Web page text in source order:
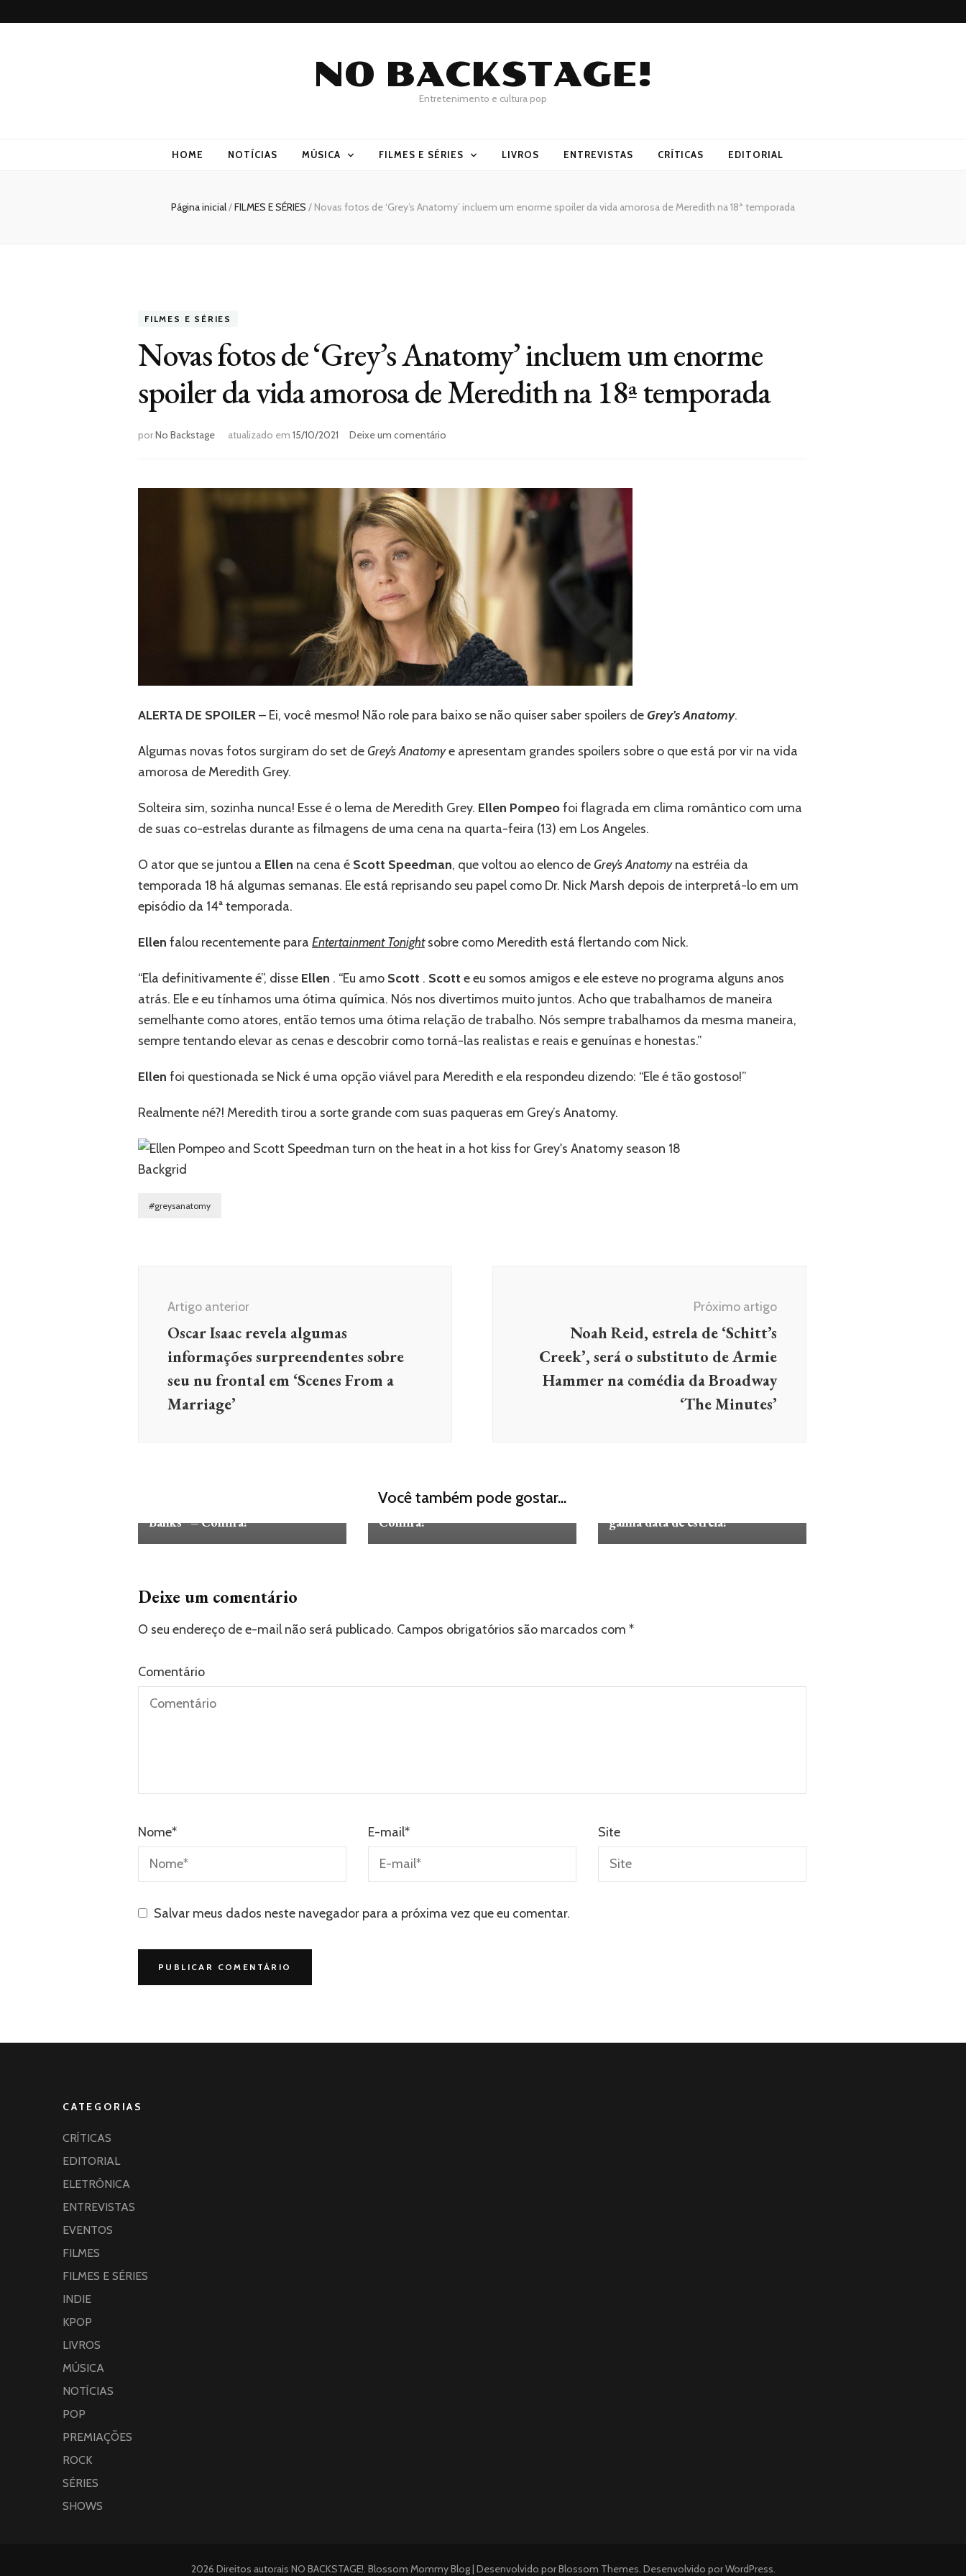
NO BACKSTAGE!
Entretenimento e cultura pop
HOME NOTÍCIAS MÚSICA FILMES E SÉRIES LIVROS ENTREVISTAS CRÍTICAS EDITORIAL
Página inicial/FILMES E SÉRIES / Novas fotos de ‘Grey’s Anatomy’ incluem um enorme spoiler da vida amorosa de Meredith na 18ª temporada
FILMES E SÉRIES
Novas fotos de ‘Grey’s Anatomy’ incluem um enorme
spoiler da vida amorosa de Meredith na 18ª temporada
porNo Backstage atualizado em 15/10/2021 Deixe um comentário
um
enorme
spoiler
da
vida
amorosa
de
Meredith
na
18ª
ALERTA DE SPOILER– Ei, você mesmo! Não role para baixo se não quiser saber spoilers deGrey’s Anatomy.
Algumas novas fotos surgiram do set deGrey’s Anatomye apresentam grandes spoilers sobre o que está por vir na vida
amorosa de Meredith Grey.
Solteira sim, sozinha nunca! Esse é o lema de Meredith Grey. Ellen Pompeofoi flagrada em clima romântico com uma
de suas co-estrelas durante as filmagens de uma cena na quarta-feira (13) em Los Angeles.
O ator que se juntou a Ellen na cena é Scott Speedman, que voltou ao elenco deGrey’s Anatomyna estréia da
temporada 18 há algumas semanas. Ele está reprisando seu papel como Dr. Nick Marsh depois de interpretá-lo em um
episódio da 14ª temporada.
Ellen falou recentemente para Entertainment Tonightsobre como Meredith está flertando com Nick.
“Ela definitivamente é”, disse Ellen . “Eu amo Scott . Scott e eu somos amigos e ele esteve no programa alguns anos
atrás. Ele e eu tínhamos uma ótima química. Nós nos divertimos muito juntos. Acho que trabalhamos de maneira
semelhante como atores, então temos uma ótima relação de trabalho. Nós sempre trabalhamos da mesma maneira,
sempre tentando elevar as cenas e descobrir como torná-las realistas e reais e genuínas e honestas.”
Ellen foi questionada se Nick é uma opção viável para Meredith e ela respondeu dizendo: “Ele é tão gostoso!”
Realmente né?! Meredith tirou a sorte grande com suas paqueras em Grey’s Anatomy.
Backgrid
#greysanatomy
postArtigo anterior
Oscar Isaac revela algumas
informações surpreendentes sobre
seu nu frontal em ‘Scenes From a
Marriage’
Próximo artigo
Noah Reid, estrela de ‘Schitt’s
Creek’, será o substituto de Armie
Hammer na comédia da Broadway
‘The Minutes’
Você também pode gostar...
Banks” – Confira!
Trilogia ‘Rua do Medo’ ganha
teaser, data de estreia e Pôster –
Confira!
ganha data de estreia!
Deixe um comentário
O seu endereço de e-mail não será publicado. Campos obrigatórios são marcados com *
Comentário
Nome* E-mail* Site
Salvar meus dados neste navegador para a próxima vez que eu comentar.
CATEGORIAS
CRÍTICAS
EDITORIAL
ELETRÔNICA
ENTREVISTAS
EVENTOS
FILMES
FILMES E SÉRIES
INDIE
KPOP
LIVROS
MÚSICA
NOTÍCIAS
POP
PREMIAÇÕES
ROCK
SÉRIES
SHOWS
2026 Direitos autorais NO BACKSTAGE! Blossom Mommy Blog | Desenvolvido porBlossom Themes . Desenvolvido porWordPress